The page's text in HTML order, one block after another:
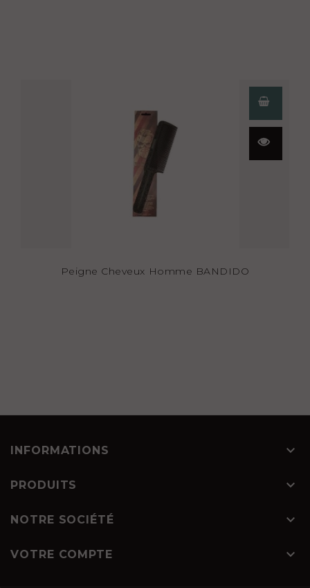
Peigne Cheveux Homme BANDIDO
INFORMATIONS 
PRODUITS 
NOTRE SOCIÉTÉ 
VOTRE COMPTE 